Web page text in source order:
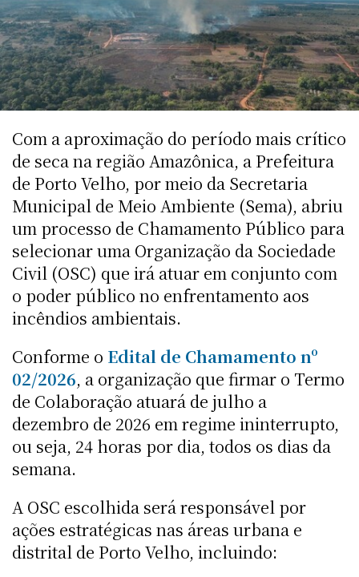
Com a aproximação do período mais crítico
de seca na região Amazônica, a Prefeitura
de Porto Velho, por meio da Secretaria
Municipal de Meio Ambiente (Sema), abriu
um processo de Chamamento Público para
selecionar uma Organização da Sociedade
Civil (OSC) que irá atuar em conjunto com
o poder público no enfrentamento aos
incêndios ambientais.
Conforme o Edital de Chamamento nº
02/2026, a organização que firmar o Termo
de Colaboração atuará de julho a
dezembro de 2026 em regime ininterrupto,
ou seja, 24 horas por dia, todos os dias da
semana.
A OSC escolhida será responsável por
ações estratégicas nas áreas urbana e
distrital de Porto Velho, incluindo: